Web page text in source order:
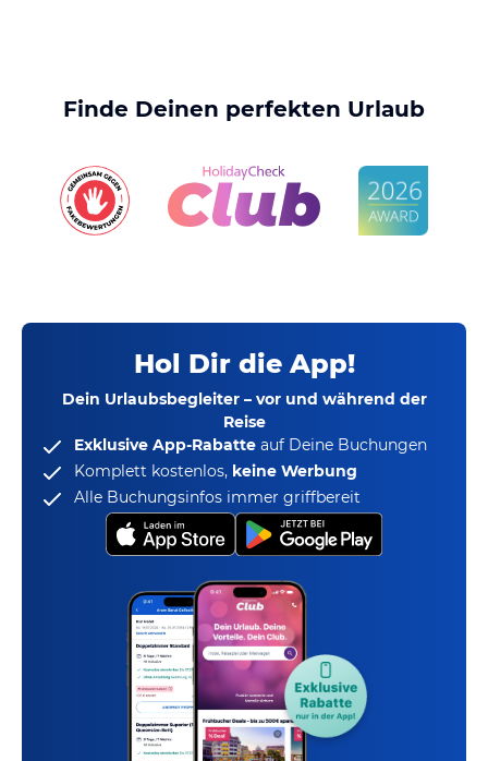
Finde Deinen perfekten Urlaub
Hol Dir die App!
Dein Urlaubsbegleiter – vor und während der
Reise
Exklusive App-Rabatte auf Deine Buchungen
Komplett kostenlos, keine Werbung
Alle Buchungsinfos immer griffbereit